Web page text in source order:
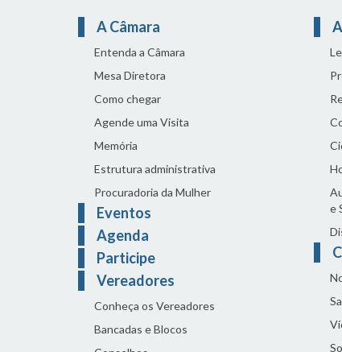
A Câmara
Entenda a Câmara
Mesa Diretora
Como chegar
Agende uma Visita
Memória
Estrutura administrativa
Procuradoria da Mulher
Eventos
Agenda
Participe
Vereadores
Conheça os Vereadores
Bancadas e Blocos
e